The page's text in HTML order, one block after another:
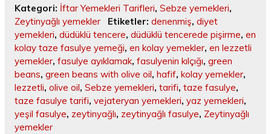
Kategori: İftar Yemekleri Tarifleri, Sebze yemekleri,
Zeytinyağlı yemekler
Etiketler: denenmiş, diyet
yemekleri, düdüklü tencere, düdüklü tencerede pişirme, en
kolay taze fasulye yemeği, en kolay yemekler, en lezzetli
yemekler, fasulye ayıklamak, fasulyenin kılçığı, green
beans, green beans with olive oil, hafif, kolay yemekler,
lezzetli, olive oil, Sebze yemekleri, tarifi, taze fasulye,
taze fasulye tarifi, vejateryan yemekleri, yaz yemekleri,
yeşil fasulye, zeytinyağlı, zeytinyağlı fasulye, Zeytinyağlı
yemekler